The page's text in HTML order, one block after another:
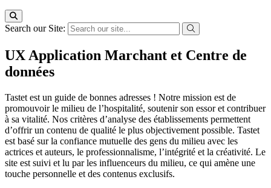
Search our Site:
UX Application Marchant et Centre de
données
Tastet est un guide de bonnes adresses ! Notre mission est de
promouvoir le milieu de l’hospitalité, soutenir son essor et contribuer
à sa vitalité. Nos critères d’analyse des établissements permettent
d’offrir un contenu de qualité le plus objectivement possible. Tastet
est basé sur la confiance mutuelle des gens du milieu avec les
actrices et auteurs, le professionnalisme, l’intégrité et la créativité. Le
site est suivi et lu par les influenceurs du milieu, ce qui amène une
touche personnelle et des contenus exclusifs.